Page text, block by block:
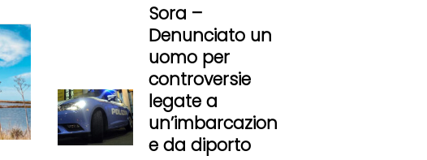
Sora –
Denunciato un
uomo per
controversie
legate a
un’imbarcazion
e da diporto